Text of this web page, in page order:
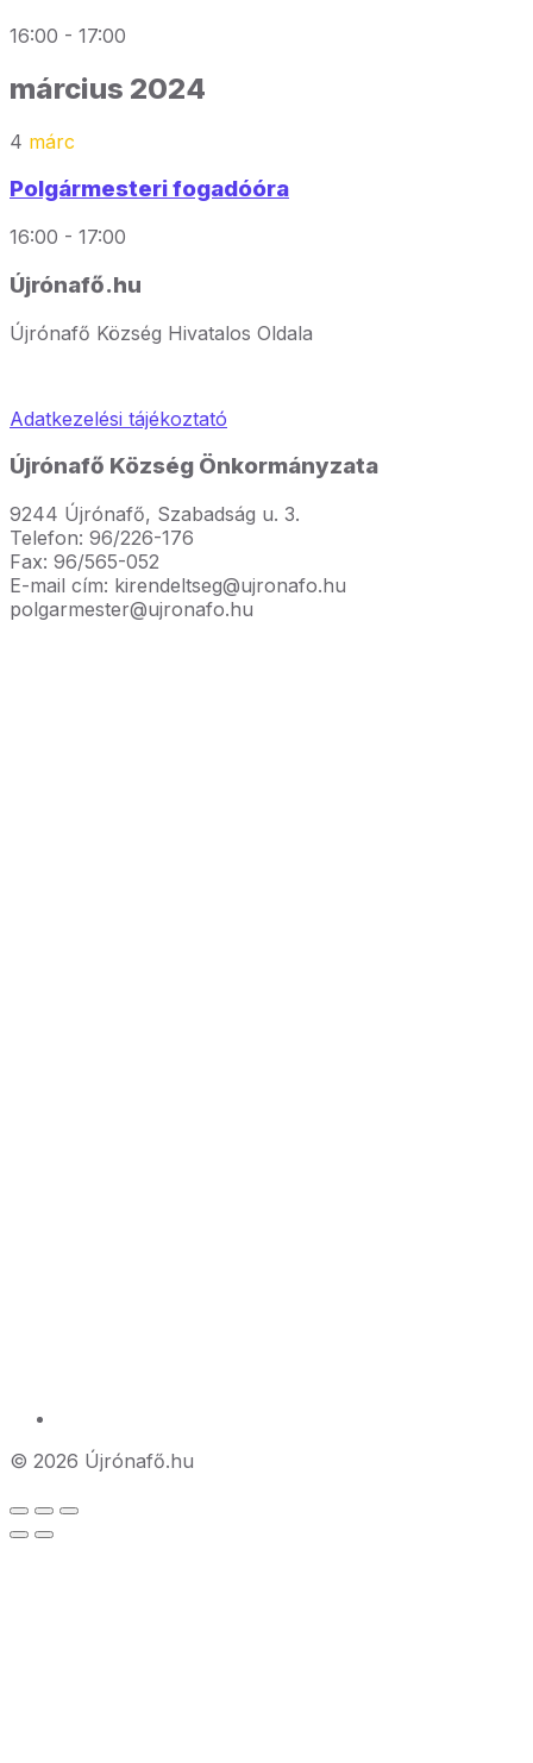
16:00 - 17:00
március 2024
4 márc
Polgármesteri fogadóóra
16:00 - 17:00
Újrónafő.hu
Újrónafő Község Hivatalos Oldala
Adatkezelési tájékoztató
Újrónafő Község Önkormányzata
9244 Újrónafő, Szabadság u. 3.
Telefon: 96/226-176
Fax: 96/565-052
E-mail cím: kirendeltseg@ujronafo.hu
polgarmester@ujronafo.hu
© 2026 Újrónafő.hu